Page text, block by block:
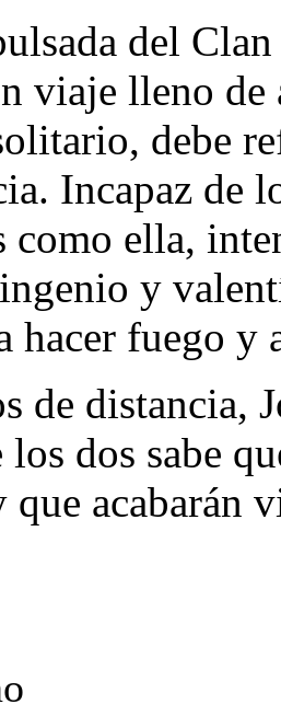
del
viaje lleno
debe
Incapaz de
como ella,
y
hacer fuego y
de distancia,
dos sabe
acabarán